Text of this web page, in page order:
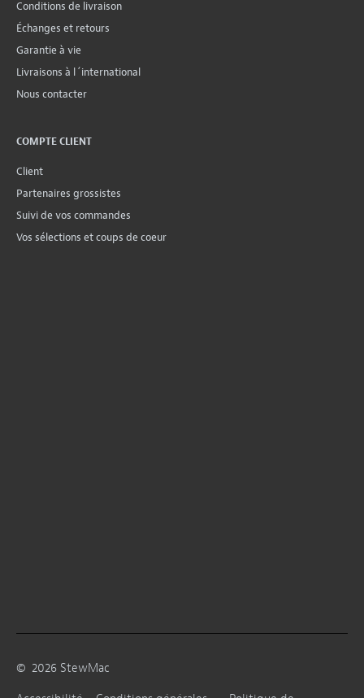
Conditions de livraison
Échanges et retours
Garantie à vie
Livraisons à l´international
Nous contacter
COMPTE CLIENT
Client
Partenaires grossistes
Suivi de vos commandes
Vos sélections et coups de coeur
© 2026 StewMac